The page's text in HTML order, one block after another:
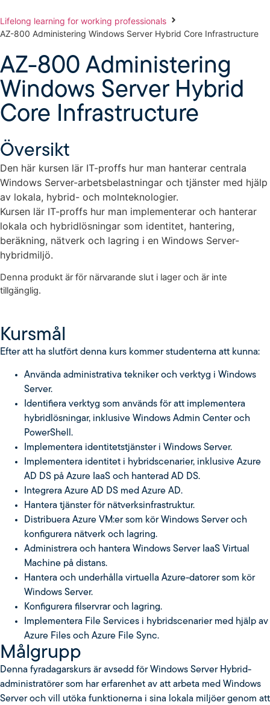
Lifelong learning for working professionals
AZ-800 Administering Windows Server Hybrid Core Infrastructure
AZ-800 Administering
Windows Server Hybrid
Core Infrastructure
Översikt
Den här kursen lär IT-proffs hur man hanterar centrala
Windows Server-arbetsbelastningar och tjänster med hjälp
av lokala, hybrid- och molnteknologier.
Kursen lär IT-proffs hur man implementerar och hanterar
lokala och hybridlösningar som identitet, hantering,
beräkning, nätverk och lagring i en Windows Server-
hybridmiljö.
Denna produkt är för närvarande slut i lager och är inte
tillgänglig.
Kursmål
Efter att ha slutfört denna kurs kommer studenterna att kunna:
Använda administrativa tekniker och verktyg i Windows
Server.
Identifiera verktyg som används för att implementera
hybridlösningar, inklusive Windows Admin Center och
PowerShell.
Implementera identitetstjänster i Windows Server.
Implementera identitet i hybridscenarier, inklusive Azure
AD DS på Azure IaaS och hanterad AD DS.
Integrera Azure AD DS med Azure AD.
Hantera tjänster för nätverksinfrastruktur.
Distribuera Azure VM:er som kör Windows Server och
konfigurera nätverk och lagring.
Administrera och hantera Windows Server IaaS Virtual
Machine på distans.
Hantera och underhålla virtuella Azure-datorer som kör
Windows Server.
Konfigurera filservrar och lagring.
Implementera File Services i hybridscenarier med hjälp av
Azure Files och Azure File Sync.
Målgrupp
Denna fyradagarskurs är avsedd för Windows Server Hybrid-
administratörer som har erfarenhet av att arbeta med Windows
Server och vill utöka funktionerna i sina lokala miljöer genom att